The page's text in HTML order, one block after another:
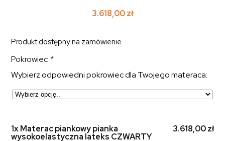
3.618,00zł
Produkt dostępny na zamówienie
Pokrowiec *
Wybierz odpowiedni pokrowiec dla Twojego materaca:
1x Materac piankowy pianka
wysokoelastyczna lateks CZWARTY
3.618,00 zł